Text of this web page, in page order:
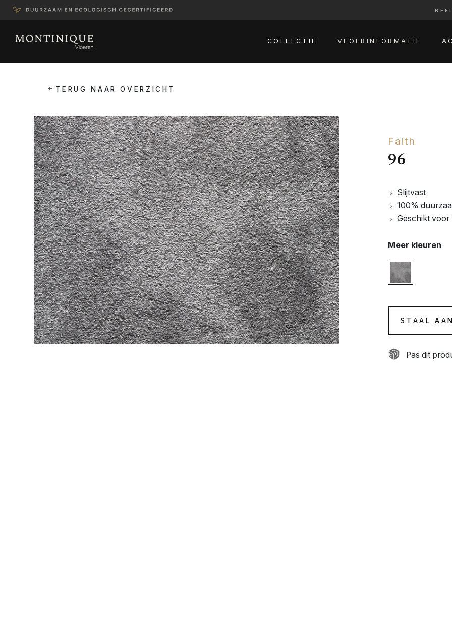
COLLECTIE VLOERINFORMATIE
TERUG NAAR OVERZICHT
Faith
96
Slijtvast
100%
Geschikt
Meer kleuren
STAAL
Pas dit